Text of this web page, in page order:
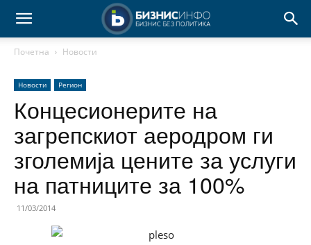
Почетна Новости
Новости Регион
Концесионерите на
загрепскиот аеродром ги
зголемија цените за услуги
на патниците за 100%
11/03/2014